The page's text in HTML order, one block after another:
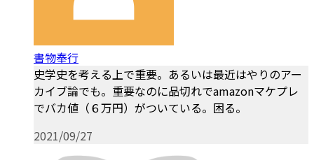
書物奉行
史学史を考える上で重要。あるいは最近はやりのアー
カイブ論でも。重要なのに品切れでamazonマケプレ
でバカ値（６万円）がついている。困る。
2021/09/27